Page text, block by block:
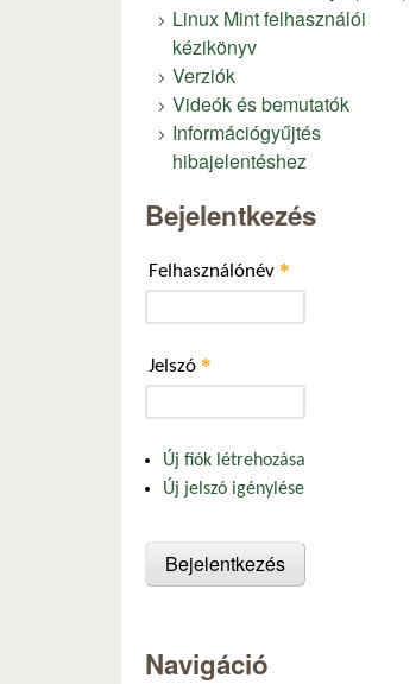
Linux Mint felhasználói
kézikönyv
Verziók
Videók és bemutatók
Információgyűjtés
hibajelentéshez
Bejelentkezés
Felhasználónév *
Jelszó *
Új fiók létrehozása
Új jelszó igénylése
Navigáció